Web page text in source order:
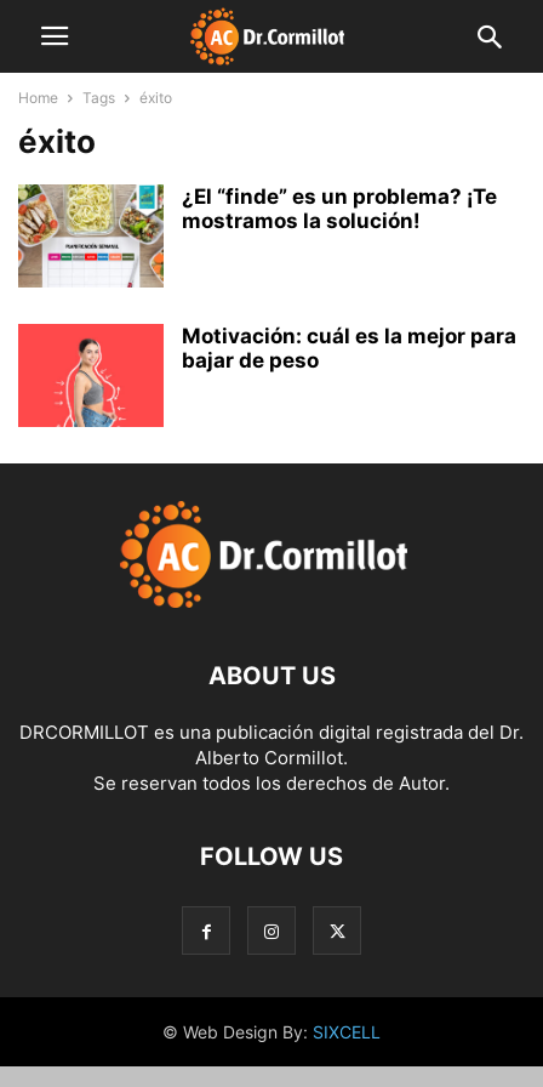
Home Tags éxito
éxito
¿El “finde” es un problema? ¡Te
mostramos la solución!
Motivación: cuál es la mejor para
bajar de peso
ABOUT US
DRCORMILLOT es una publicación digital registrada del Dr.
Alberto Cormillot.
Se reservan todos los derechos de Autor.
FOLLOW US
© Web Design By: SIXCELL